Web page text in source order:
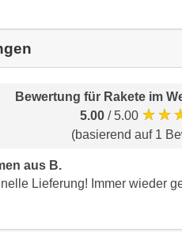
Bewertung für Rakete im
5.00 / 5.00
(basierend auf 1
aus B.
Lieferung! Immer wieder